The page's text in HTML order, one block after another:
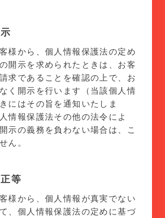
様から、個人情報保護法の定め
開示を求められたときは、お客
求であることを確認の上で、お
く開示を行います（当該個人情
にはその旨を通知いたしま
情報保護法その他の法令によ
示の義務を負わない場合は、こ
ん。
等
様から、個人情報が真実でない
、個人情報保護法の定めに基づ